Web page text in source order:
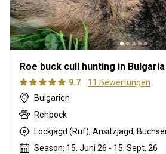
Roe buck cull hunting in Bulgaria
9.7
11 Bewertungen
Bulgarien
Rehbock
Lockjagd (Ruf), Ansitzjagd,
Season: 15. Juni 26 - 15. Sept. 26